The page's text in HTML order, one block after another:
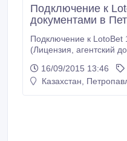
Подключение к
документами в
Подключение к LotoBet 15%. Весь пакет документы
(Лицензия, агентский договор, генеральный договор
налоговом управлении)
техническая поддержка
16/09/2015 13:46
Казахстан,